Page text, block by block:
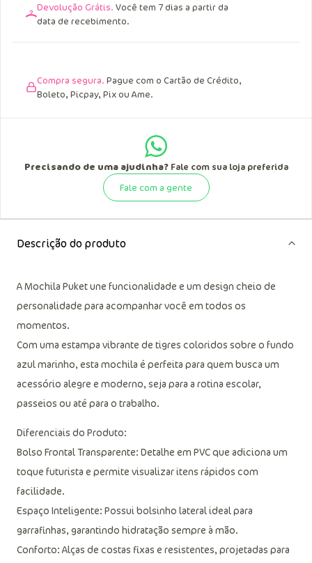
Devolução Grátis. Você tem 7 dias a partir da
data de recebimento.
Compra segura. Pague com o Cartão de Crédito,
Boleto, Picpay, Pix ou Ame.
Precisando de uma ajudinha?Fale com sua loja preferida
Fale com a gente
Descrição do produto
A Mochila Puket une funcionalidade e um design cheio de
personalidade para acompanhar você em todos os
momentos.
Com uma estampa vibrante de tigres coloridos sobre o fundo
azul marinho, esta mochila é perfeita para quem busca um
acessório alegre e moderno, seja para a rotina escolar,
passeios ou até para o trabalho.
Diferenciais do Produto:
Bolso Frontal Transparente: Detalhe em PVC que adiciona um
toque futurista e permite visualizar itens rápidos com
facilidade.
Espaço Inteligente: Possui bolsinho lateral ideal para
garrafinhas, garantindo hidratação sempre à mão.
Conforto: Alças de costas fixas e resistentes, projetadas para